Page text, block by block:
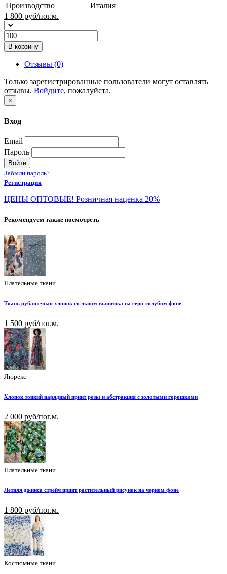
Производство
Италия
1 800 руб/пог.м.
В корзину
Отзывы (0)
Только зарегистрированные пользователи могут оставлять
отзывы. Войдите, пожалуйста.
×
Вход
Email
Пароль
Войти
Забыли пароль?
Регистрация
ЦЕНЫ ОПТОВЫЕ! Розничная наценка 20%
Рекомендуем также посмотреть
Плательные ткани
Ткань рубашечная хлопок со льном вышивка на серо-голубом фоне
1 500 руб/пог.м.
Люрекс
Хлопок тонкий нарядный принт розы и абстракция с золотыми горошками
2 000 руб/пог.м.
Плательные ткани
Летняя джинса стрейч принт растительный рисунок на черном фоне
1 800 руб/пог.м.
Костюмные ткани